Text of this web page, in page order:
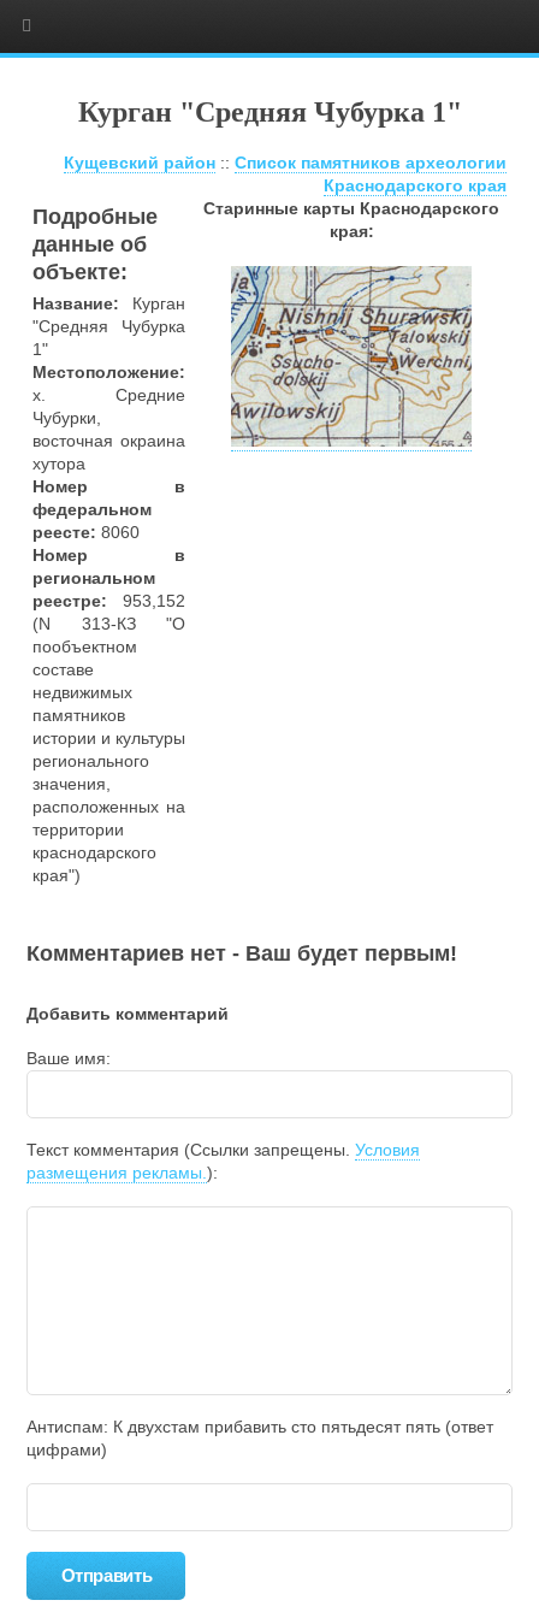
Курган "Средняя Чубурка 1"
Кущевский район:: Список памятников археологии
Краснодарского края
Подробные
данные об
объекте:
Название: Курган
"Средняя Чубурка
1"
Местоположение:
х. Средние
Чубурки,
восточная окраина
хутора
Номер в
федеральном
реесте:8060
Номер в
региональном
реестре:953,152
(N 313-КЗ "О
пообъектном
составе
недвижимых
памятников
истории и культуры
регионального
значения,
расположенных на
территории
краснодарского
края")
Старинные карты Краснодарского
края:
Комментариев нет - Ваш будет первым!
Добавить комментарий
Ваше имя:
Текст комментария (Ссылки запрещены.Условия
размещения рекламы.):
Антиспам: К двухcтам прибавить cто пятьдecят пять (ответ
цифрами)